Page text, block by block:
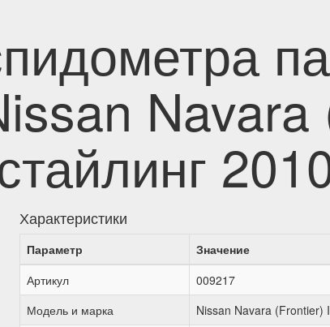
Navara
Характеристики
Параметр
Значение
Артикул
009217
Модель и марка
Nissan Navara (Frontier)